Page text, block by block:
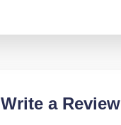
Write a Review